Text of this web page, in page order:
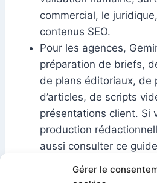
Gérer le
commercial, le
contenus SEO.
Pour les agences,
préparation de briefs,
de plans éditoriaux, de
d’articles, de scripts
présentations client. Si
production
aussi consulter ce
Gemini pour générer
.